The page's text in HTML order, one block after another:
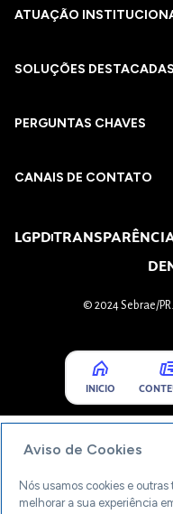
ATUAÇÃO
SOLUÇÕES DESTACADAS
PERGUNTAS CHAVES​
CANAIS DE CONTATO
LGPD
© 2024 Sebrae/
INICIO
Aviso de Cookies
Nós usamos cookies e
melhorar a sua experiência